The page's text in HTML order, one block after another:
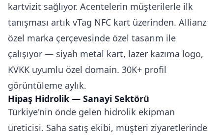
kartvizit sağlıyor. Acentelerin müşterilerle ilk
tanışması artık vTag NFC kart üzerinden. Allianz
özel marka çerçevesinde özel tasarım ile
çalışıyor — siyah metal kart, lazer kazıma logo,
KVKK uyumlu özel domain. 30K+ profil
görüntüleme aylık.
Hipaş Hidrolik — Sanayi Sektörü
Türkiye'nin önde gelen hidrolik ekipman
üreticisi. Saha satış ekibi, müşteri ziyaretlerinde